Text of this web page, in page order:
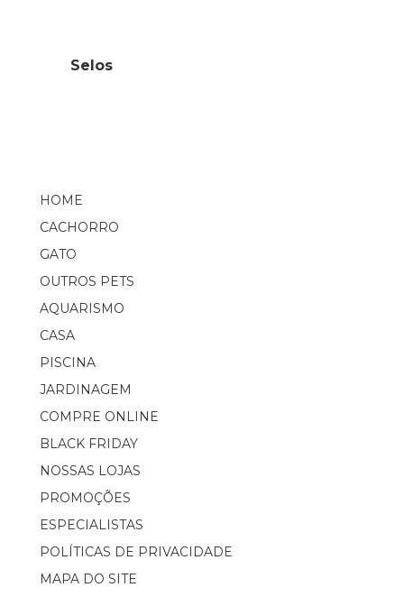
HOME
CACHORRO
GATO
OUTROS PETS
AQUARISMO
CASA
PISCINA
JARDINAGEM
COMPRE ONLINE
BLACK FRIDAY
NOSSAS LOJAS
PROMOÇÕES
ESPECIALISTAS
POLÍTICAS DE PRIVACIDADE
MAPA DO SITE
Selos